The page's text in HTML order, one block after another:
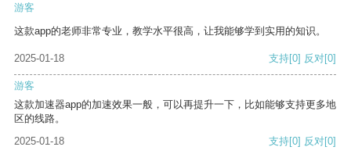
游客
这款app的老师非常专业，教学水平很高，让我能够学到实用的知识。
2025-01-18 支持[0] 反对[0]
游客
这款加速器app的加速效果一般，可以再提升一下，比如能够支持更多地
区的线路。
2025-01-18
支持[0] 反对[0]